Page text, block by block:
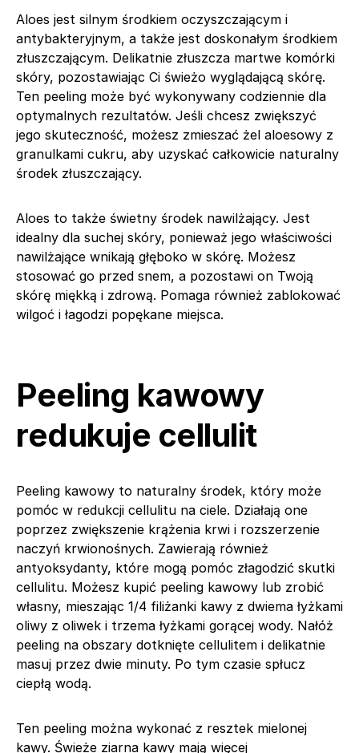
Aloes jest silnym środkiem oczyszczającym i
antybakteryjnym, a także jest doskonałym środkiem
złuszczającym. Delikatnie złuszcza martwe komórki
skóry, pozostawiając Ci świeżo wyglądającą skórę.
Ten peeling może być wykonywany codziennie dla
optymalnych rezultatów. Jeśli chcesz zwiększyć
jego skuteczność, możesz zmieszać żel aloesowy z
granulkami cukru, aby uzyskać całkowicie naturalny
środek złuszczający.
Aloes to także świetny środek nawilżający. Jest
idealny dla suchej skóry, ponieważ jego właściwości
nawilżające wnikają głęboko w skórę. Możesz
stosować go przed snem, a pozostawi on Twoją
skórę miękką i zdrową. Pomaga również zablokować
wilgoć i łagodzi popękane miejsca.
Peeling kawowy
redukuje cellulit
Peeling kawowy to naturalny środek, który może
pomóc w redukcji cellulitu na ciele. Działają one
poprzez zwiększenie krążenia krwi i rozszerzenie
naczyń krwionośnych. Zawierają również
antyoksydanty, które mogą pomóc złagodzić skutki
cellulitu. Możesz kupić peeling kawowy lub zrobić
własny, mieszając 1/4 filiżanki kawy z dwiema łyżkami
oliwy z oliwek i trzema łyżkami gorącej wody. Nałóż
peeling na obszary dotknięte cellulitem i delikatnie
masuj przez dwie minuty. Po tym czasie spłucz
ciepłą wodą.
Ten peeling można wykonać z resztek mielonej
kawy. Świeże ziarna kawy mają więcej